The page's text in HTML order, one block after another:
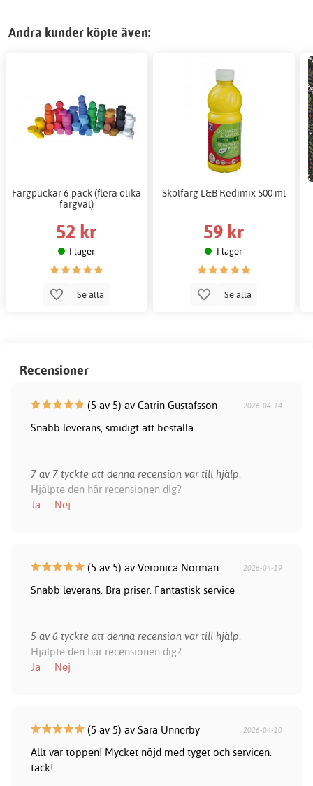
Andra kunder köpte även:
Färgpuckar 6-pack (flera olika
färgval)
52 kr
I lager
Se alla
Skolfärg L&B Redimix 500 ml
59 kr
I lager
Se alla
Recensioner
(5 av 5) av Catrin Gustafsson 2026-04-14
Snabb leverans, smidigt att beställa.
7 av 7 tyckte att denna recension var till hjälp.
Hjälpte den här recensionen dig?
Ja
Nej
(5 av 5) av Veronica Norman 2026-04-19
Snabb leverans. Bra priser. Fantastisk service
5 av 6 tyckte att denna recension var till hjälp.
Hjälpte den här recensionen dig?
Ja
Nej
(5 av 5) av Sara Unnerby 2026-04-10
Allt var toppen! Mycket nöjd med tyget och servicen.
tack!